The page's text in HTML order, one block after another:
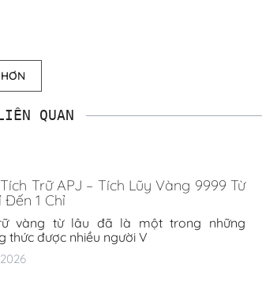
QUAN
Trữ APJ – Tích Lũy Vàng 9999 Từ
Đến 1 Chỉ
vàng từ lâu đã là một trong những
thức được nhiều người V